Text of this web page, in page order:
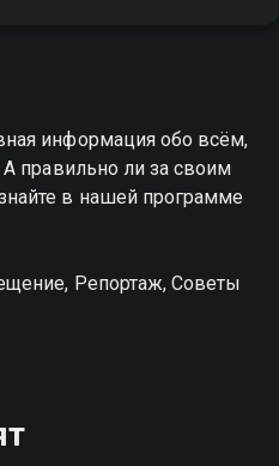
информация обо всём,
А правильно ли за своим
в нашей программе
Репортаж, Советы